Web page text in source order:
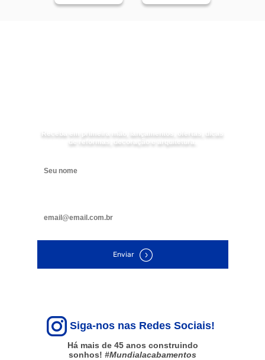
Receba em primeira mão, lançamentos, ofertas, dicas
de reformas, decoração e arquitetura.
Enviar
Siga-nos nas Redes Sociais!
Há mais de 45 anos construindo
sonhos! #Mundialacabamentos